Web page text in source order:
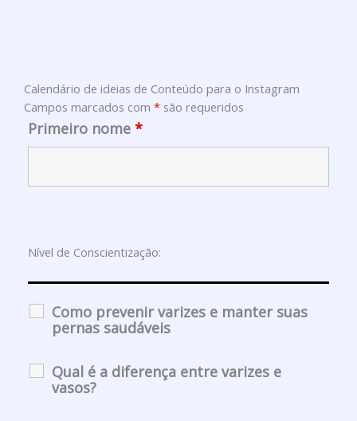
Calendário de ideias de Conteúdo para o Instagram
Campos marcados com * são requeridos
Primeiro nome *
Nível de Conscientização:
Como prevenir varizes e manter suas
pernas saudáveis
Qual é a diferença entre varizes e
vasos?